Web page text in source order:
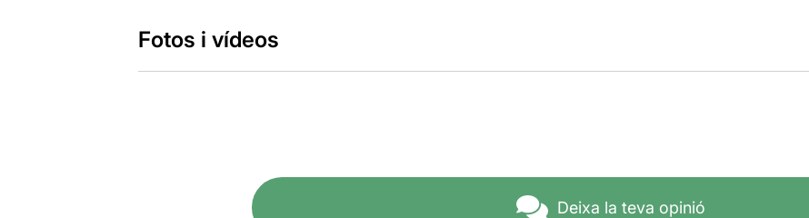
Fotos i vídeos
Deixa la teva opinió